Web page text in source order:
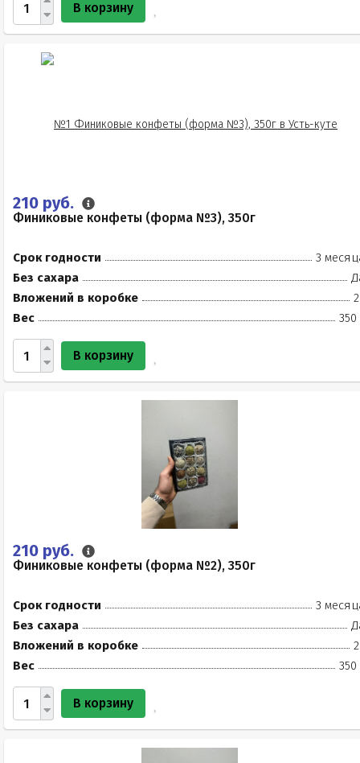
В корзину
210 руб.
Финиковые конфеты (форма №3), 350г
Срок годности
3
Без сахара
Вложений в коробке
Вес
350
В корзину
210 руб.
Финиковые конфеты (форма №2), 350г
Срок годности
3
Без сахара
Вложений в коробке
Вес
350
В корзину